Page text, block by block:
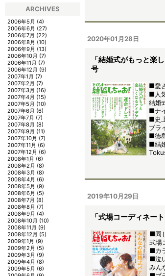
2020年01月28日
「結婚式がもっと楽
号
■愛
■人
結婚
■ナ
■史
ブラ
■徳
■結
2019年10月29日
「式場コーディネー
■同
式場
■カ
■泣
みん
ARCHIVES
2006年5月 (4)
2006年6月 (27)
2006年7月 (22)
2006年8月 (10)
2006年9月 (13)
2006年10月 (7)
2006年11月 (7)
2006年12月 (9)
2007年1月 (7)
2007年2月 (7)
2007年3月 (16)
2007年4月 (15)
2007年5月 (10)
2007年6月 (6)
2007年7月 (7)
2007年8月 (8)
2007年9月 (11)
2007年10月 (7)
2007年11月 (6)
2007年12月 (6)
2008年1月 (6)
2008年2月 (8)
2008年3月 (8)
2008年4月 (6)
2008年5月 (9)
2008年6月 (5)
2008年7月 (8)
2008年8月 (7)
2008年9月 (4)
2008年10月 (10)
2008年11月 (9)
2008年12月 (5)
2009年1月 (9)
2009年2月 (5)
2009年3月 (9)
2009年4月 (8)
2009年5月 (6)